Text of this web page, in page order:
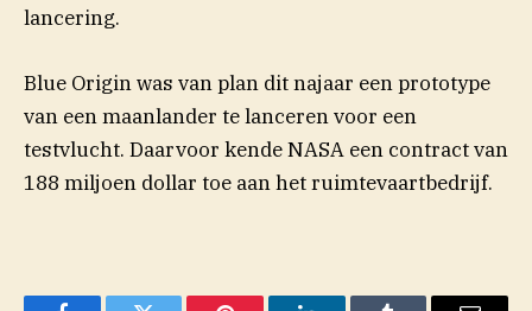
lancering.
Blue Origin was van plan dit najaar een prototype
van een maanlander te lanceren voor een
testvlucht. Daarvoor kende NASA een contract van
188 miljoen dollar toe aan het ruimtevaartbedrijf.